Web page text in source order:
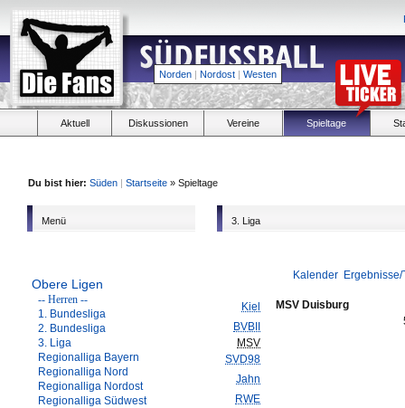
Norden | Nordost | Westen
Aktuell Diskussionen Vereine Spieltage
Du bist hier: Süden | Startseite » Spieltage
Menü
Obere Ligen
-- Herren --
1. Bundesliga
2. Bundesliga
3. Liga
Regionalliga Bayern
Regionalliga Nord
Regionalliga Nordost
Regionalliga Südwest
3. Liga
Kalender
Kiel
BVBII
MSV
SVD98
Jahn
RWE
MSV Duisburg